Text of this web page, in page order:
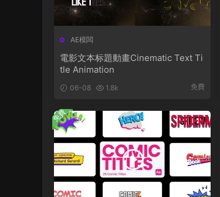
AE模闆
電影文本标題動畫Cinematic Text Ti
tle Animation
06-08 1.8k 免費
免費